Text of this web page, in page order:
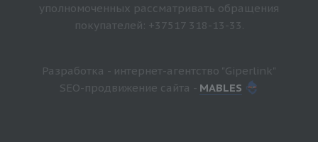
уполномоченных рассматривать обращения
покупателей: +37517 318-13-33.
Разработка - интернет-агентство "Giperlink"
SEO-продвижение сайта - MABLES